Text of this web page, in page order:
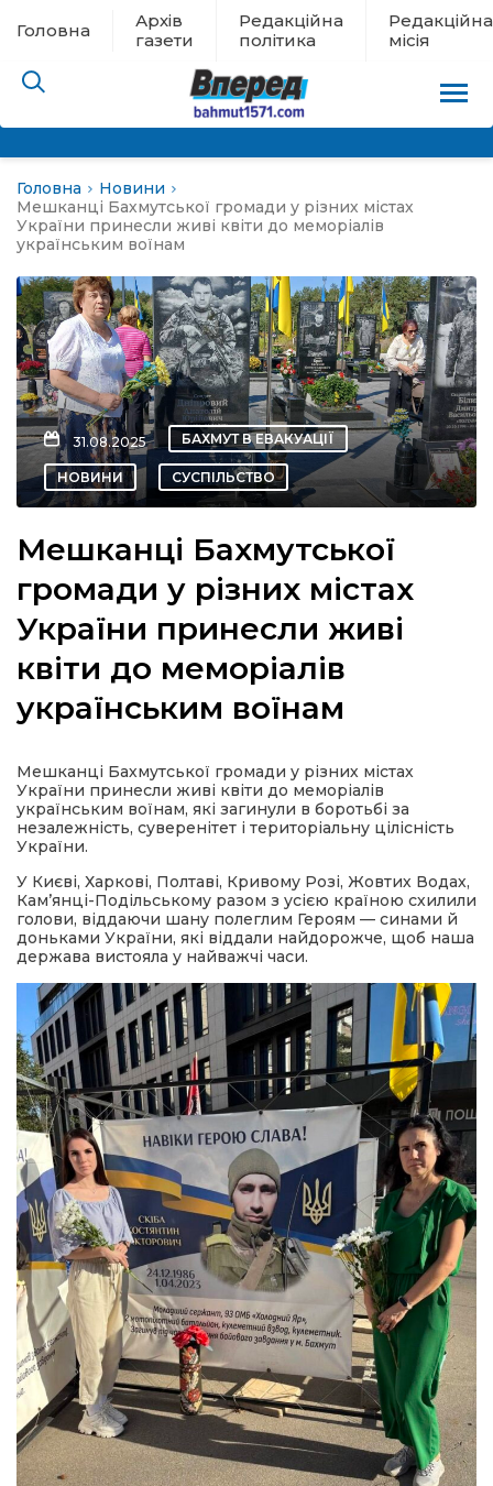
Головна
Архів
газети
Редакційна
політика
Редакційна
місія
евакуації
новини
політика
місія
Головна
Новини
Мешканці Бахмутської громади у різних містах
України принесли живі квіти до меморіалів
українським воїнам
31.08.2025 БАХМУТ В ЕВАКУАЦІЇ
НОВИНИ СУСПІЛЬСТВО
Мешканці Бахмутської
громади у різних містах
України принесли живі
квіти до меморіалів
українським воїнам
Мешканці Бахмутської громади у різних містах
України принесли живі квіти до меморіалів
українським воїнам, які загинули в боротьбі за
незалежність, суверенітет і територіальну цілісність
України.
У Києві, Харкові, Полтаві, Кривому Розі, Жовтих Водах,
Кам’янці-Подільському разом з усією країною схилили
голови, віддаючи шану полеглим Героям — синами й
доньками України, які віддали найдорожче, щоб наша
держава вистояла у найважчі часи.